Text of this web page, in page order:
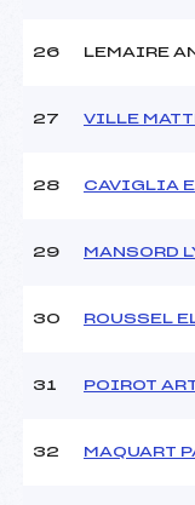
26 LEMAIRE
27 VILLE
28 CAVIGLIA
29 MANSORD
30 ROUSSEL
31 POIROT
32 MAQUART